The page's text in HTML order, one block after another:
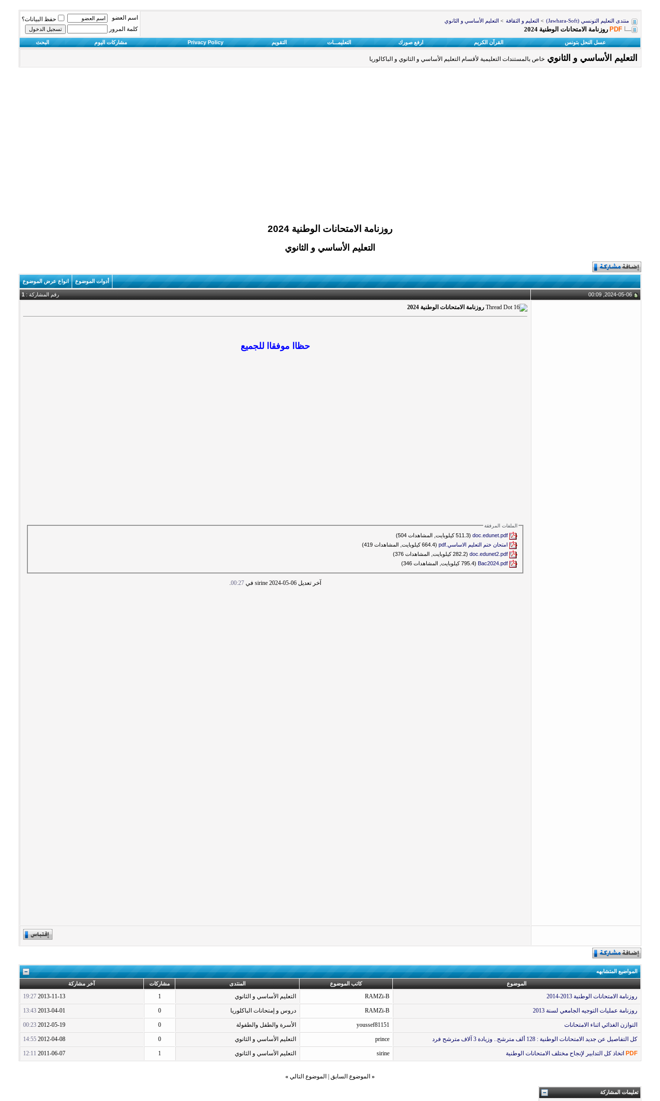
منتدى التعليم التونسي (Jawhara-Soft) > التعليم و الثقافة > التعليم الأساسي و الثانوي
PDF روزنامة الامتحانات الوطنية 2024
اسم العضو
حفظ البيانات؟
كلمة المرور
عسل النحل بتونس القرآن الكريم ارفع صورك التعليمـــات التقويم Privacy Policy مشاركات اليوم البحث
التعليم الأساسي و الثانوي خاص بالمستندات التعليمية لأقسام التعليم الأساسي و الثانوي و الباكالوريا
روزنامة الامتحانات الوطنية 2024
التعليم الأساسي و الثانوي
أدوات الموضوع انواع عرض الموضوع
2024-05-06, 00:09 رقم المشاركة :1
روزنامة الامتحانات الوطنية 2024
حظاا موفقاا للجميع
الملفات المرفقة
doc.edunet.pdf‏ (511.3 كيلوبايت, المشاهدات 504)
امتحان ختم التعليم الاساسي.pdf‏
(664.4 كيلوبايت, المشاهدات 419)
doc.edunet2.pdf‏ (282.2 كيلوبايت, المشاهدات 376)
Bac2024.pdf‏ (795.4 كيلوبايت, المشاهدات 346)
آخر تعديل sirine 2024-05-06 في 00:27
المواضيع المتشابهه
الموضوع كاتب الموضوع المنتدى مشاركات آخر مشاركة
روزنامة الامتحانات الوطنية 2013-2014 RAMZi-B التعليم الأساسي و الثانوي 1
2013-11-13
19:27
روزنامة عمليات التوجيه الجامعي لسنة 2013 RAMZi-B دروس و إمتحانات الباكلوريا 0
2013-04-01
13:43
التوازن الغذائي اثناء الامتحانات youssef81151 الأسرة والطفل والطفولة 0
2012-05-19
00:23
كل التفاصيل عن جديد الامتحانات الوطنية : 128 ألف مترشح.. وزيادة 3 آلاف مترشح فرد prince التعليم الأساسي و الثانوي 0
2012-04-08
14:55
PDF اتخاذ كل التدابير لإنجاح مختلف الامتحانات الوطنية sirine التعليم الأساسي و الثانوي 1
2011-06-07
12:11
« الموضوع السابق الموضوع التالي »
تعليمات المشاركة